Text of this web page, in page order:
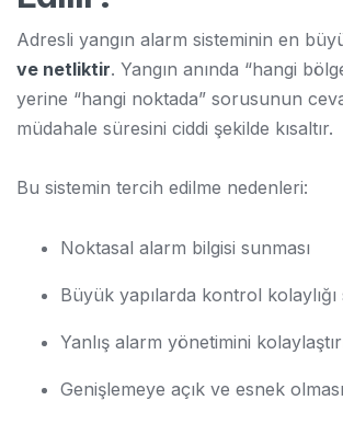
Adresli yangın alarm sisteminin en
ve netliktir. Yangın anında “hangi
yerine “hangi noktada” sorusunun
müdahale süresini ciddi şekilde kısaltır.
Bu sistemin tercih edilme nedenleri:
Noktasal alarm bilgisi sunması
Büyük yapılarda kontrol kolaylığı
Yanlış alarm yönetimini
Genişlemeye açık ve esnek olması